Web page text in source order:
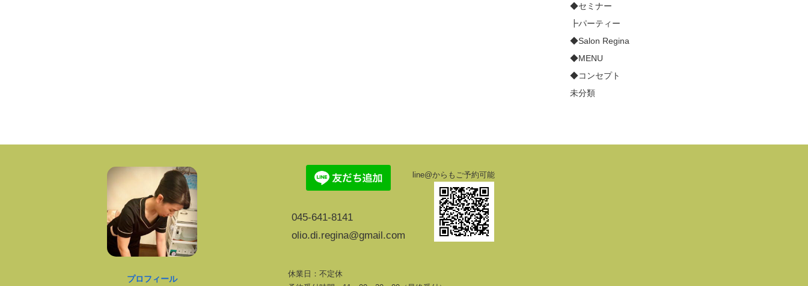
◆セミナー
┣パーティー
◆Salon Regina
◆MENU
◆コンセプト
未分類
プロフィール
045-641-8141
olio.di.regina@gmail.com
line@からもご予約可能
休業日：不定休